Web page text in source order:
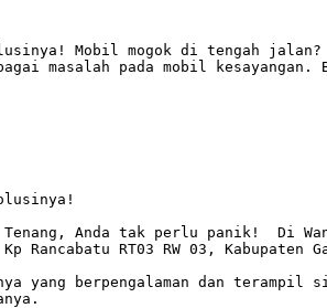
Mobil mogok di tengah
masalah pada mobil
Anda tak perlu panik!  Di
RT03 RW 03, Kabupaten
yang berpengalaman dan